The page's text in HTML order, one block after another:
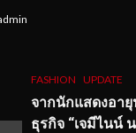
FASHION UPDATE
จากนักแสดงอายุ
ธุรกิจ “เจมีไนน์